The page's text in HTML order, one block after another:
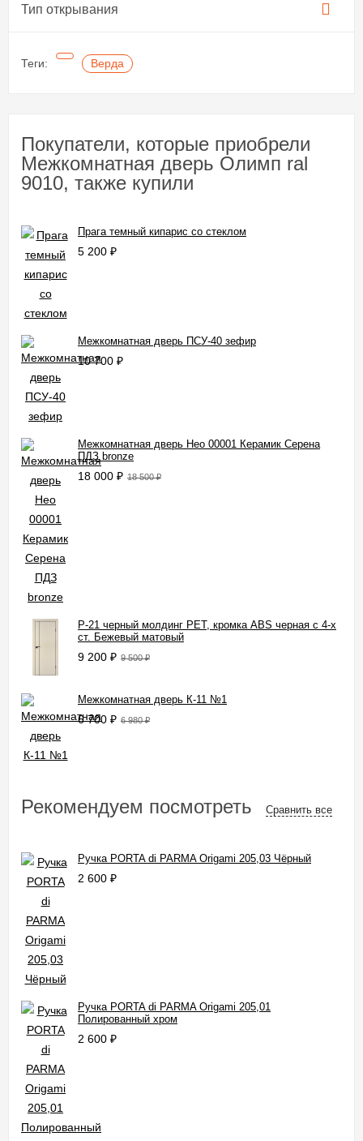
Тип открывания
Теги: Верда
Покупатели, которые приобрели
Межкомнатная дверь Олимп ral
9010, также купили
Прага темный кипарис со стеклом
5 200 ₽
Межкомнатная дверь ПСУ-40 зефир
10 700 ₽
Межкомнатная дверь Нео 00001 Керамик Серена
ПДЗ bronze
18 000 ₽ 18 500₽
P-21 черный молдинг PET, кромка ABS черная c 4-х
ст. Бежевый матовый
9 200 ₽ 9 500₽
Межкомнатная дверь К-11 №1
6 700 ₽ 6 980₽
Рекомендуем посмотреть Сравнить все
Ручка PORTA di PARMA Origami 205,03 Чёрный
2 600 ₽
Ручка PORTA di PARMA Origami 205,01
Полированный хром
2 600 ₽